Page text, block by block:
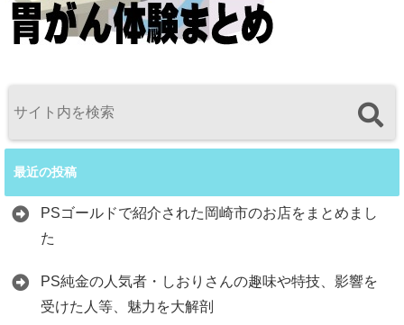
最近の投稿
PSゴールドで紹介された岡崎市のお店をまとめまし
た
PS純金の人気者・しおりさんの趣味や特技、影響を
受けた人等、魅力を大解剖